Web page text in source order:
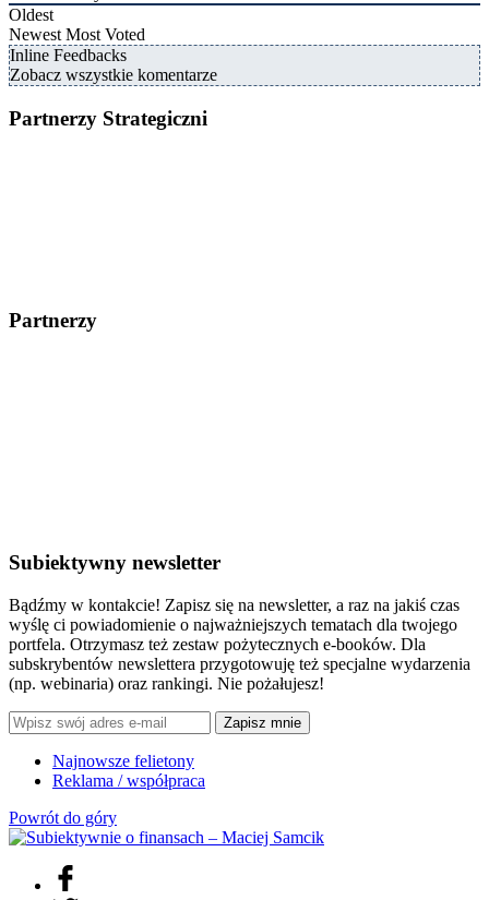
Oldest
Newest Most Voted
Inline Feedbacks
Zobacz wszystkie komentarze
Partnerzy Strategiczni
Partnerzy
Subiektywny newsletter
Bądźmy w kontakcie! Zapisz się na newsletter, a raz na jakiś czas
wyślę ci powiadomienie o najważniejszych tematach dla twojego
portfela. Otrzymasz też zestaw pożytecznych e-booków. Dla
subskrybentów newslettera przygotowuję też specjalne wydarzenia
(np. webinaria) oraz rankingi. Nie pożałujesz!
Zapisz mnie
Najnowsze felietony
Reklama / współpraca
Powrót do góry